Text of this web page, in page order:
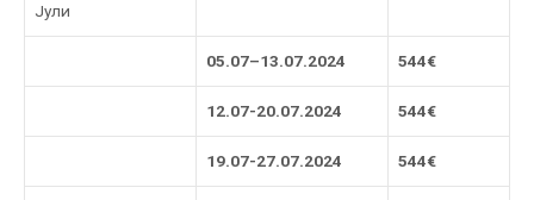
Јули
05.07–13.07.2024 544€
12.07-20.07.2024 544€
19.07-27.07.2024 544€